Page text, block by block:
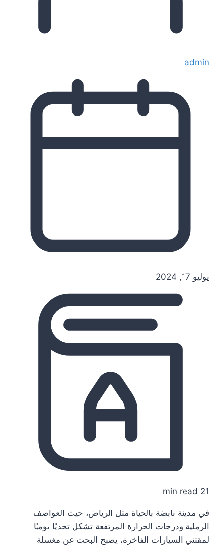
admin
يوليو 17, 2024
21 min read
في مدينة نابضة بالحياة مثل الرياض، حيث العواصف
الرملية ودرجات الحرارة المرتفعة تشكل تحديًا يوميًا
لمقتني السيارات الفاخرة، يصبح البحث عن مغسلة